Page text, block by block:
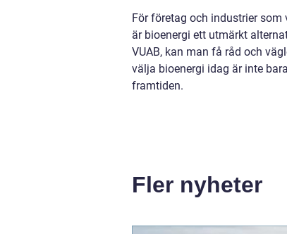
För företag och industrier
är bioenergi ett utmärkt
VUAB, kan man få råd och
välja bioenergi idag är inte
framtiden.
Fler nyheter